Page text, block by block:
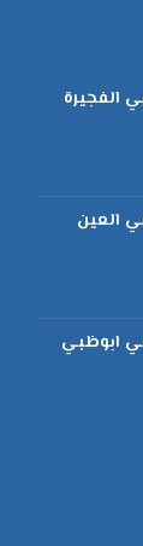
الفجيرة
العين
ابوظبي